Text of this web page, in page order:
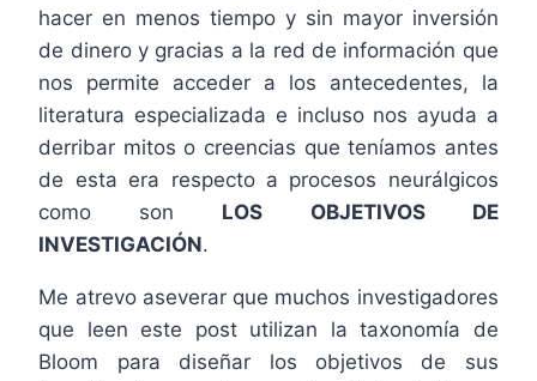
hacer en menos tiempo y sin mayor inversión
de dinero y gracias a la red de información que
nos permite acceder a los antecedentes, la
literatura especializada e incluso nos ayuda a
derribar mitos o creencias que teníamos antes
de esta era respecto a procesos neurálgicos
como son LOS
OBJETIVOS DE
INVESTIGACIÓN.
Me atrevo aseverar que muchos investigadores
que leen este post utilizan la taxonomía de
Bloom para diseñar los objetivos de sus